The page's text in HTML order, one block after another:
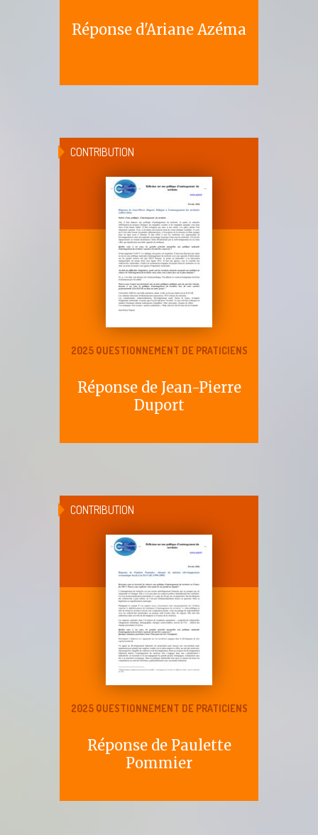
Réponse d'Ariane Azéma
CONTRIBUTION
2025 QUESTIONNEMENT DE PRATICIENS
Réponse de Jean-Pierre
Duport
CONTRIBUTION
2025 QUESTIONNEMENT DE PRATICIENS
Réponse de Paulette
Pommier